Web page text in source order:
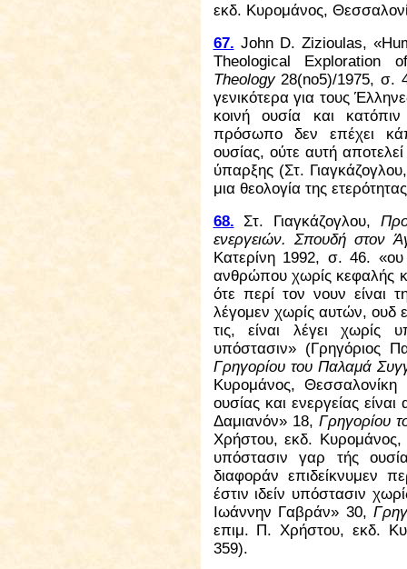
εκδ. Κυρομάνος,
67. John D. Zizioulas,
Theological Exploration
Theology 28(no5)/1975, σ.
γενικότερα για τους
κοινή ουσία και
πρόσωπο δεν επέχει
ουσίας, ούτε αυτή
ύπαρξης (Στ.
μια θεολογία της
68. Στ. Γιαγκάζογλου,
ενεργειών. Σπουδή στον
Κατερίνη 1992, σ. 46.
ανθρώπου χωρίς κεφαλής
ότε περί τον νουν είναι
λέγομεν χωρίς αυτών, ουδ
τις, είναι λέγει χωρίς
υπόστασιν» (Γρηγόριος
Γρηγορίου του Παλαμά
Κυρομάνος,
ουσίας και ενεργείας
Δαμιανόν» 18, Γρηγορίου
Χρήστου, εκδ.
υπόστασιν γαρ τής
διαφοράν επιδείκνυμεν
έστιν ιδείν υπόστασιν
Ιωάννην Γαβράν» 30,
επιμ. Π. Χρήστου, εκδ.
359).